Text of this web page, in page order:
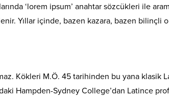
‘lorem ipsum’ anahtar sözcükleri ile
Yıllar içinde, bazen kazara, bazen bilinçli
Kökleri M.Ö. 45 tarihinden bu yana klasik
Hampden-Sydney College’dan Latince